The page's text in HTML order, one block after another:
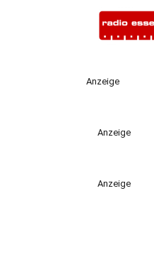
Anzeige
Anzeige
Anzeige